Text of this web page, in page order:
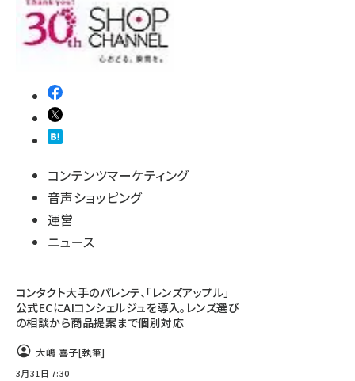
コンテンツマーケティング
音声ショッピング
運営
ニュース
コンタクト大手のパレンテ、「レンズアップル」
公式ECにAIコンシェルジュを導入。レンズ選び
の相談から商品提案まで個別対応
大嶋 喜子[執筆]
3月31日 7:30